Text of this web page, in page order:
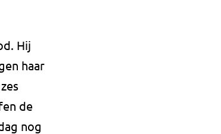
Hij
haar
de
nog